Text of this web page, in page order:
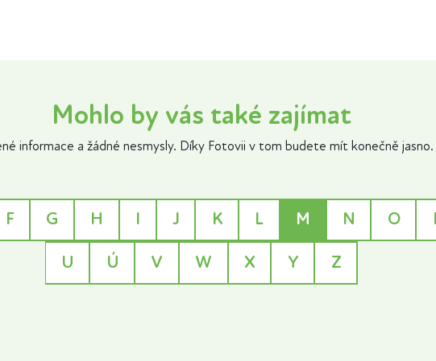
Mohlo by vás také zajímat
informace a žádné nesmysly. Díky Fotovii v tom budete mít konečně jasno.
F G H I J K L M N O
U Ú V W X Y Z